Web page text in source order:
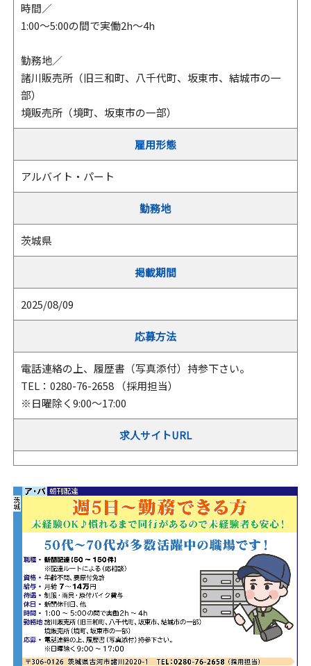
時間／
1:00～5:00の間で実働2h～4h
勤務地／
諸川販売所（旧三和町、八千代町、坂東市、結城市の一
部）
境販売所（境町、坂東市の一部）
雇用形態
アルバイト・パート
勤務地
茨城県
掲載期間
2025/08/09
応募方法
電話連絡の上、履歴書（写真添付）持参下さい。
TEL：0280-76-2658 （採用担当）
※日曜除く9:00～17:00
求人サイトURL